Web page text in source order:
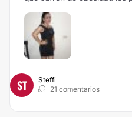
ST
Steffi
21 comentarios